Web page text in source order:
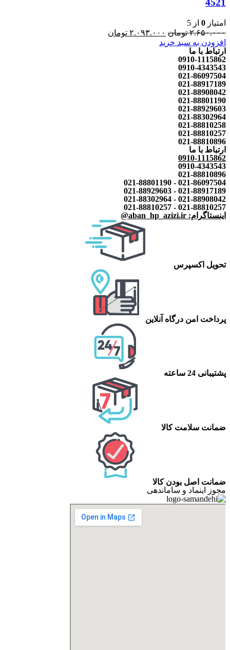
4521
امتیاز 0 از 5
۲.۶۵۰.۰۰۰ تومان ۲.۰۹۳.۰۰۰ تومان
افزودن به سبد خرید
ارتباط با ما
0910-1115862
0910-4343543
021-86097504
021-88917189
021-88908042
021-88801190
021-88929603
021-88302964
021-88810258
021-88810257
021-88810896
ارتباط با ما
0910-1115862
0910-4343543
021-88810896
021-86097504 - 021-88801190
021-88917189 - 021-88929603
021-88908042 - 021-88302964
021-88810257 - 021-88810257
اینستاگرام: aban_hp_azizi.ir@
تحویل اکسپرس
پرداخت امن درگاه آنلاین
پشتیبانی 24 ساعته
ضمانت سلامت کالا
ضمانت اصل بودن کالا
مجوز اینماد و ساماندهی